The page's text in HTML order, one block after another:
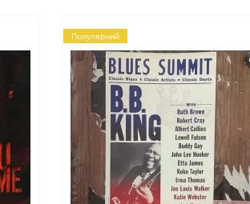
Популярний